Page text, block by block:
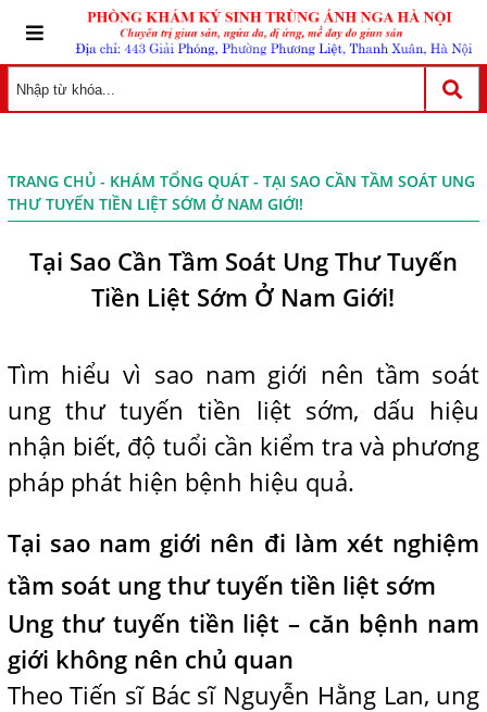
TRANG CHỦ- KHÁM TỔNG QUÁT- TẠI SAO CẦN TẦM SOÁT UNG
THƯ TUYẾN TIỀN LIỆT SỚM Ở NAM GIỚI!
Tại Sao Cần Tầm Soát Ung Thư Tuyến
Tiền Liệt Sớm Ở Nam Giới!
Tìm hiểu vì sao nam giới nên tầm soát
ung thư tuyến tiền liệt sớm, dấu hiệu
nhận biết, độ tuổi cần kiểm tra và phương
pháp phát hiện bệnh hiệu quả.
Tại sao nam giới nên đi làm xét nghiệm
tầm soát ung thư tuyến tiền liệt sớm
Ung thư tuyến tiền liệt – căn bệnh nam
giới không nên chủ quan
Theo Tiến sĩ Bác sĩ Nguyễn Hằng Lan, ung